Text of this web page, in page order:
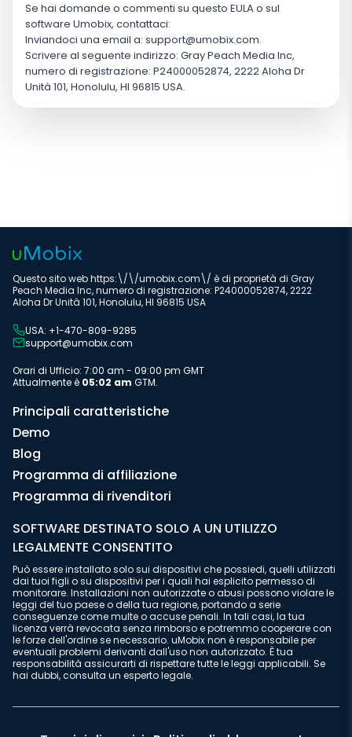
Se hai domande o commenti su questo EULA o sul
software Umobix, contattaci:
Inviandoci una email a: support@umobix.com.
Scrivere al seguente indirizzo: Gray Peach Media Inc,
numero di registrazione: P24000052874, 2222 Aloha Dr
Unità 101, Honolulu, HI 96815 USA.
Questo sito web https:\/\/umobix.com\/ è di proprietà di Gray
Peach Media Inc, numero di registrazione: P24000052874, 2222
Aloha Dr Unità 101, Honolulu, HI 96815 USA
USA: +1-470-809-9285
support@umobix.com
Orari di Ufficio: 7:00 am - 09:00 pm GMT
Attualmente è 05:02 am GTM.
Principali caratteristiche
Demo
Blog
Programma di affiliazione
Programma di rivenditori
SOFTWARE DESTINATO SOLO A UN UTILIZZO
LEGALMENTE CONSENTITO
Può essere installato solo sui dispositivi che possiedi, quelli utilizzati
dai tuoi figli o su dispositivi per i quali hai esplicito permesso di
monitorare. Installazioni non autorizzate o abusi possono violare le
leggi del tuo paese o della tua regione, portando a serie
conseguenze come multe o accuse penali. In tali casi, la tua
licenza verrà revocata senza rimborso e potremmo cooperare con
le forze dell'ordine se necessario. uMobix non è responsabile per
eventuali problemi derivanti dall'uso non autorizzato. È tua
responsabilità assicurarti di rispettare tutte le leggi applicabili. Se
hai dubbi, consulta un esperto legale.